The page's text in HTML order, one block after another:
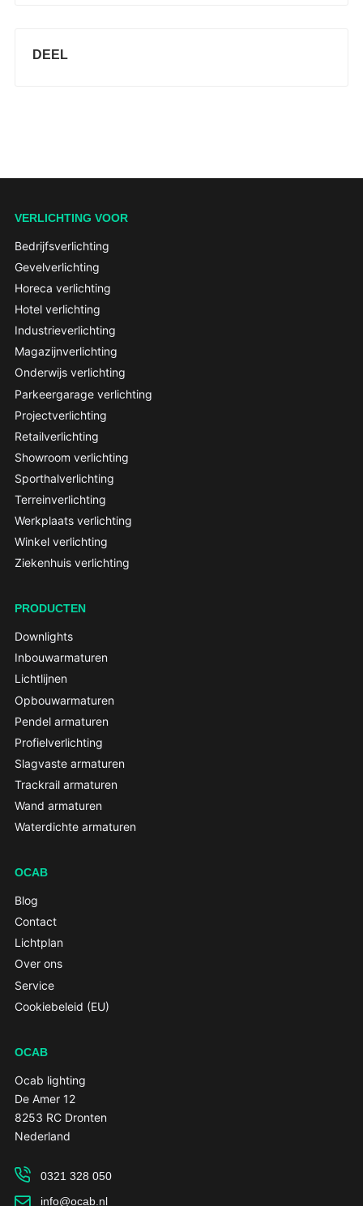
DEEL
VERLICHTING VOOR
Bedrijfsverlichting
Gevelverlichting
Horeca verlichting
Hotel verlichting
Industrieverlichting
Magazijnverlichting
Onderwijs verlichting
Parkeergarage verlichting
Projectverlichting
Retailverlichting
Showroom verlichting
Sporthalverlichting
Terreinverlichting
Werkplaats verlichting
Winkel verlichting
Ziekenhuis verlichting
PRODUCTEN
Downlights
Inbouwarmaturen
Lichtlijnen
Opbouwarmaturen
Pendel armaturen
Profielverlichting
Slagvaste armaturen
Trackrail armaturen
Wand armaturen
Waterdichte armaturen
OCAB
Blog
Contact
Lichtplan
Over ons
Service
Cookiebeleid (EU)
OCAB
Ocab lighting
De Amer 12
8253 RC Dronten
Nederland
0321 328 050
info@ocab.nl